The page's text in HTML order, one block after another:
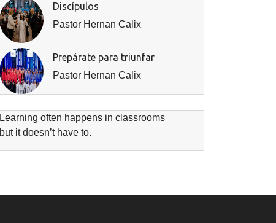
Discípulos
Pastor Hernan Calix
Prepárate para triunfar
Pastor Hernan Calix
Learning often happens in classrooms
but it doesn’t have to.